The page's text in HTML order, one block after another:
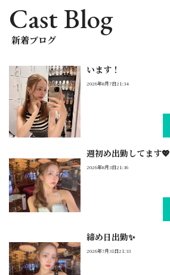
Cast Blog
新着ブログ
います！
2026年8月7日21:34
週初め出勤してます💖
2026年8月3日21:36
締め日出勤✨️
2026年7月31日21:33